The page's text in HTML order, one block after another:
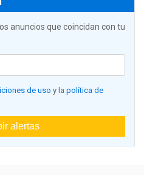
anuncios que coincidan con tu
de uso y la política de
alertas